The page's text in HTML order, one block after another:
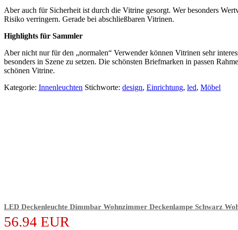
Aber auch für Sicherheit ist durch die Vitrine gesorgt. Wer besonders
Risiko verringern. Gerade bei abschließbaren Vitrinen.
Highlights für Sammler
Aber nicht nur für den „normalen“ Verwender können Vitrinen sehr
besonders in Szene zu setzen. Die schönsten Briefmarken in passen
schönen Vitrine.
Kategorie: Innenleuchten Stichworte: design, Einrichtung, led, Möbel
LED Deckenleuchte Dimmbar Wohnzimmer Deckenlampe Schwarz
56.94 EUR